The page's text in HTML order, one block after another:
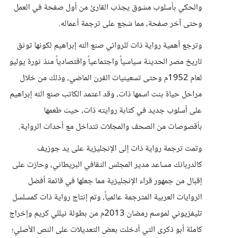
والحكي بأسلوب مشوق يجذب القارئ من أول صفحة في العمل
وحتى آخر صفحة، مما شجع على ترجمة أعماله.
وترجع أهمية رواية ذات للروائي صنع الله إبراهيم لكونها توثق
تاريخ مصر الحديثة سياسياً واجتماعياً واقتصادياً منذ ثورة يوليو
لعام 1952م وحتى تسعينيات القرن الماضي، وذلك من خلال
مراحل حياة بنت اسمها ذات، وقد اعتمد الكاتب صنع الله إبراهيم
على أسلوب جديد في كتابة روايته ذات، حيث طعمها
بأقصوصات من الصحف والمجلات تتداخل مع أحداث الرواية.
وتمت ترجمة رواية ذات إلى الإنجليزية على يد جوزيف
كالدربانك مساعد مدير المجلس الثقافي البريطاني، وحازت على
إقبال من جمهور قراء الإنجليزية مما جعلها في قائمة أفضل
الروايات العربية المترجمة عالمياً، وتم إنتاج رواية ذات كمسلسل
تليفزيوني لموسم رمضان 2013م من بطولة نيللي كريم وإخراج
كاملة أبو ذكرى التي أدخلت بعض التعديلات على النص الأصلي؛